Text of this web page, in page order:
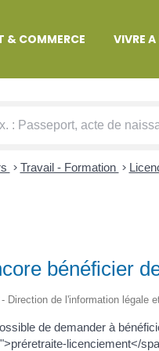
& COMMERCE VIVRE
> Travail - Formation >
bénéficier
Direction de l'information légale
de demander à
licenciement</